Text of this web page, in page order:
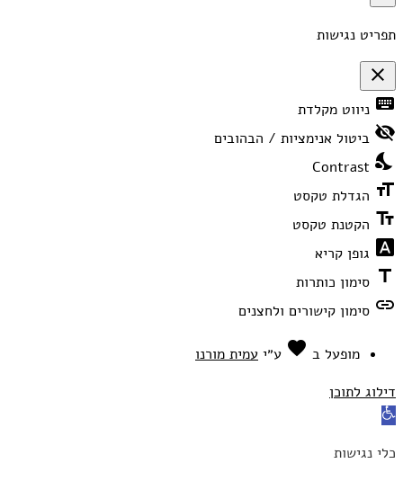
תפריט נגישות
close
פתיחה
וסגירה
של
תפריט
keyboard ניווט מקלדת
visibility_off ביטול אנימציות / הבהובים
nights_stay
Contrast
format_size הגדלת טקסט
text_fields הקטנת טקסט
font_download גופן קריא
title סימון כותרות
link סימון קישורים ולחצנים
מופעל ב favorite אהבה
ע״י עמית מורנו
דילוג לתוכן
פתח
נגישות
כלי נגישות